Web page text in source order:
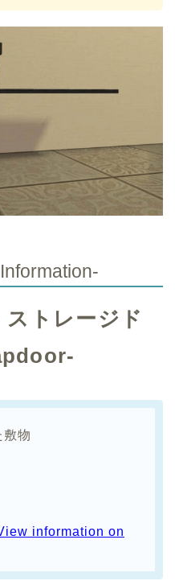
トレージド
敷物
information on